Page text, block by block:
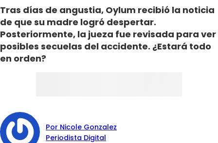
Tras días de angustia, Oylum recibió la noticia
de que su madre logró despertar.
Posteriormente, la jueza fue revisada para ver
posibles secuelas del accidente. ¿Estará todo
en orden?
Por Nicole Gonzalez
Periodista Digital